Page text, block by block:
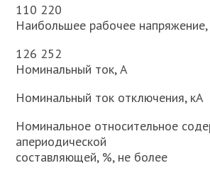
110 220
Наибольшее рабочее напряжение,
126 252
Номинальный ток, А
Номинальный ток отключения, кА
Номинальное относительное
апериодической
составляющей, %, не более